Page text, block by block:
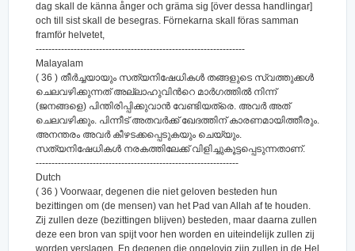
dag skall de känna ånger och gräma sig [över dessa handlingar]
och till sist skall de besegras. Förnekarna skall föras samman
framför helvetet,
------------------------------------------------------------------
Malayalam
( 36 ) തീര്‍ച്ചയായും സത്യനിഷേധികള്‍ തങ്ങളുടെ സ്വത്തുക്കള്‍
ചെലവഴിക്കുന്നത് അല്ലാഹുവിന്‍റെ മാര്‍ഗത്തില്‍ നിന്ന്
(ജനങ്ങളെ) പിന്തിരിപ്പിക്കുവാന്‍ വേണ്ടിയത്രെ. അവര്‍ അത്
ചെലവഴിക്കും. പിന്നീട് അതവര്‍ക്ക് ഖേദത്തിന് കാരണമായിത്തീരും.
അനന്തരം അവര്‍ കീഴടക്കപ്പെടുകയും ചെയ്യും.
സത്യനിഷേധികള്‍ നരകത്തിലേക്ക് വിളിച്ചുകൂട്ടപ്പെടുന്നതാണ്‌.
----------------------------------------------------------------
Dutch
( 36 ) Voorwaar, degenen die niet geloven besteden hun
bezittingen om (de mensen) van het Pad van Allah af te houden.
Zij zullen deze (bezittingen blijven) besteden, maar daarna zullen
deze een bron van spijt voor hen worden en uiteindelijk zullen zij
worden verslagen. En degenen die ongelovig zijn zullen in de Hel